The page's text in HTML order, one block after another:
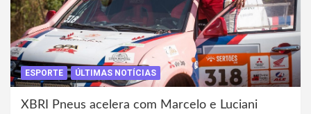
ESPORTE ÚLTIMAS NOTÍCIAS
XBRI Pneus acelera com Marcelo e Luciani